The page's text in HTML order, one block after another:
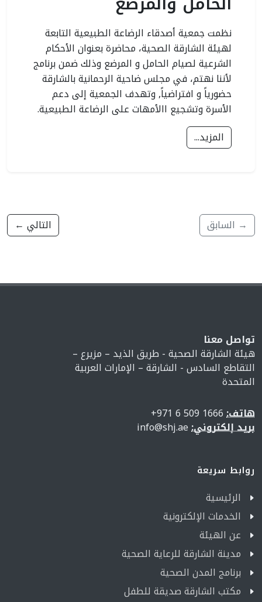
نظمت جمعية أصدقاء الرضاعة الطبيعية التابعة
لهيئة الشارقة الصحية، محاضرة بعنوان الأحكام
الشرعية لصيام الحامل و المرضع وذلك ضمن برنامج
لأننا نهتم، في مجلس ضاحية الرحمانية بالشارقة
حضورياً و افتراضياً, وتهدف الجمعية إلى دعم
الأسرة وتشجيع االأمهات على الرضاعة الطبيعية.
المزيد...
→ السابق التالي ←
تواصل معنا
هيئة الشارقة الصحية - طريق الذيد – مزيرع –
التقاطع السادس - الشارقة – الإمارات العربية
المتحدة
هاتف:
بريد إلكتروني:
روابط سريعة
الرئيسية
الخدمات الإلكترونية
عن الهيئة
مدينة الشارقة للرعاية الصحية
برنامج المدن الصحية
مكتب الشارقة صديقة للطفل